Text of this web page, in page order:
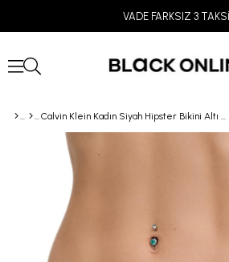
VADE FARKSIZ 3
Calvin Klein Kadın Siyah Hipster Bikini Altı LV00Q61221